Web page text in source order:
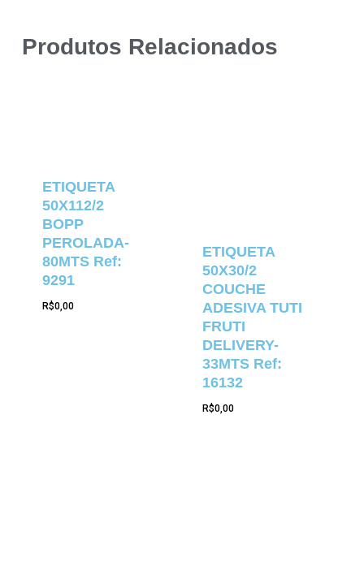
Produtos Relacionados
ETIQUETA
50X112/2
BOPP
PEROLADA-
80MTS Ref:
9291
R$0,00
ETIQUETA
50X30/2
COUCHE
ADESIVA TUTI
FRUTI
DELIVERY-
33MTS Ref:
16132
R$0,00